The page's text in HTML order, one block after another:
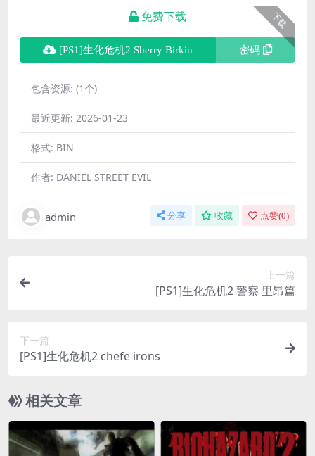
下载
免费下载
[PS1]生化危机2 Sherry Birkin 密码
包含资源: (1个)
最近更新: 2026-01-23
格式: BIN
作者: DANIEL STREET EVIL
admin 分享 收藏 点赞(0)
上一篇
[PS1]生化危机2 警察 里昂篇
下一篇
[PS1]生化危机2 chefe irons
相关文章